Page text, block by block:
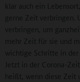
klar auch ein
gerne Zeit verbringen.
verbringen, um
mehr Zeit für sie und
wichtige Schritte in
Jetzt in der Corona-
heißt, wenn diese